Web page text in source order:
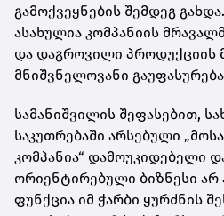
გამოქვეყნების შემდეგ
ასახულია კომპანიის
და დაგროვილი პროდუქციის
მნიშვნელოვანი
სამანიშვილის შეფასებით,
საკუთრებაში არსებული
კომპანია“ დამოუკიდებელი
ორიენტირებული ბიზნესი არ
ფუნქცია იმ ჭარბი ყურძნის